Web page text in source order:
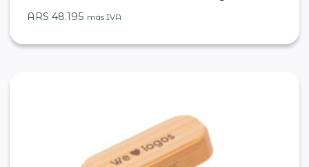
ARS 48.195 más IVA